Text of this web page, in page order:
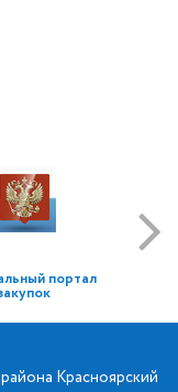
портал
Красноярский